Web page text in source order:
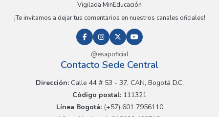
Vigilada MinEducación
¡Te invitamos a dejar tus comentarios en nuestros canales oficiales!
@esapoficial
Contacto Sede Central
Dirección:Calle 44 # 53 - 37, CAN, Bogotá D.C.
Código postal: 111321
Línea Bogotá:(+57) 601 7956110